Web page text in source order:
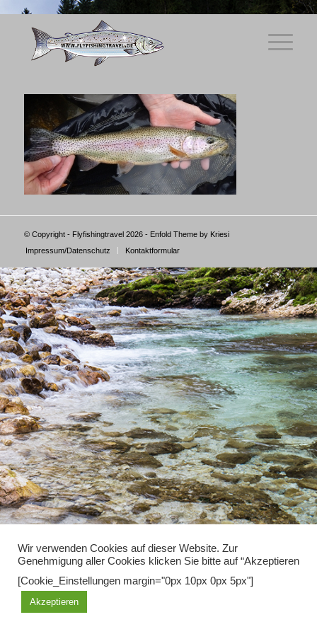
© Copyright - Flyfishingtravel 2026 - Enfold Theme by Kriesi
Impressum/Datenschutz
Kontaktformular
Diese Seite benutzt Cookies, mit der weiteren Nutzung erklären sie
sich damit einverstanden.
Wir verwenden Cookies auf dieser Website. Zur
Genehmigung aller Cookies klicken Sie bitte auf “Akzeptieren
[Cookie_Einstellungen margin="0px 10px 0px 5px"]
Akzeptieren